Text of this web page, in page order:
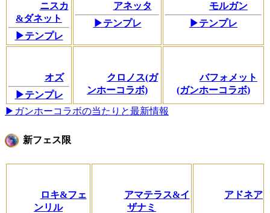
ニスカ
&ダネット
▶テンプレ
アネッタ
▶テンプレ
モルガン
▶テンプレ
オズ
▶テンプレ
クロノス(ガ
ンホーコラボ)
バフォメット
(ガンホーコラボ)
▶ガンホーコラボの当たりと最新情報
新フェス限
ロキ&フェ
ンリル
アマテラス&イ
ザナミ
アドネア